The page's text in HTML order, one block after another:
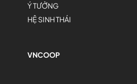
Ý TƯỞNG
HỆ SINH THÁI
VNCOOP